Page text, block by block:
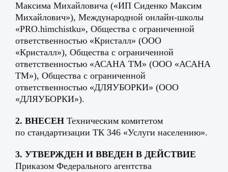
Максима Михайловича («ИП Сиденко Максим
Михайлович»), Международной онлайн‑школы
«PRO.himchistku», Общества с ограниченной
ответственностью «Кристалл» (ООО
«Кристалл»), Общества с ограниченной
ответственностью «АСАНА ТМ» (ООО «АСАНА
ТМ»), Общества с ограниченной
ответственностью «ДЛЯУБОРКИ» (ООО
«ДЛЯУБОРКИ»).
2. ВНЕСЕН Техническим комитетом
по стандартизации ТК 346 «Услуги населению».
3. УТВЕРЖДЕН И ВВЕДЕН В ДЕЙСТВИЕ
Приказом Федерального агентства